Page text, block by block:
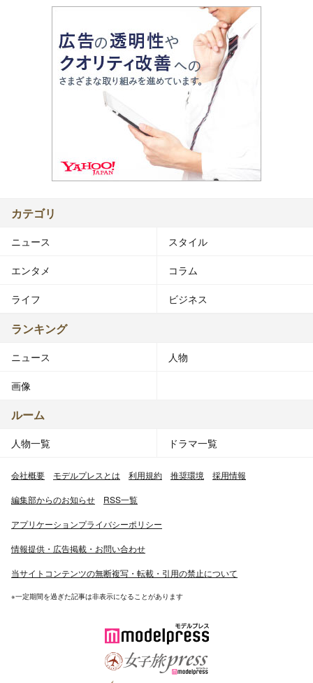
カテゴリ
ニュース スタイル
エンタメ コラム
ライフ ビジネス
ランキング
ニュース 人物
画像
ルーム
人物一覧 ドラマ一覧
会社概要 モデルプレスとは 利用規約 推奨環境 採用情報
編集部からのお知らせ RSS一覧
アプリケーションプライバシーポリシー
情報提供・広告掲載・お問い合わせ
当サイトコンテンツの無断複写・転載・引用の禁止について
※一定期間を過ぎた記事は非表示になることがあります